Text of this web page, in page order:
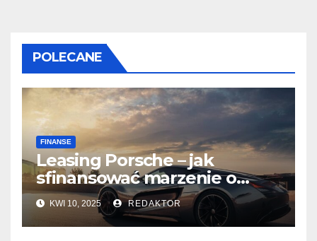
POLECANE
FINANSE
Leasing Porsche – jak
sfinansować marzenie o
sportowym samochodzie
KWI 10, 2025 REDAKTOR